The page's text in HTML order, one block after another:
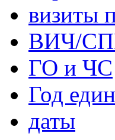
визиты
ВИЧ/
ГО и ЧС
Год
даты